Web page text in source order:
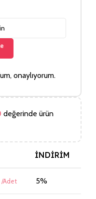
onaylıyorum.
değerinde ürün
İNDIRIM
5%